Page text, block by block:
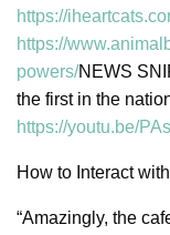
https://
https://
powers/NEWS
the first in the
https://youtu.be/
How to Interact
“Amazingly, the